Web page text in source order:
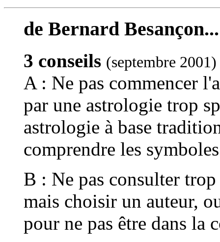
de Bernard Besançon...
3 conseils (septembre 2001)
A : Ne pas commencer
par une astrologie trop
astrologie à base
comprendre les
B : Ne pas consulter
mais choisir un auteur,
pour ne pas être dans la